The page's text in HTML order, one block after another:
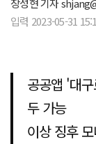
장성현 기자
입력 2023-05-31
공공앱 '대
두 가능
이상 징후